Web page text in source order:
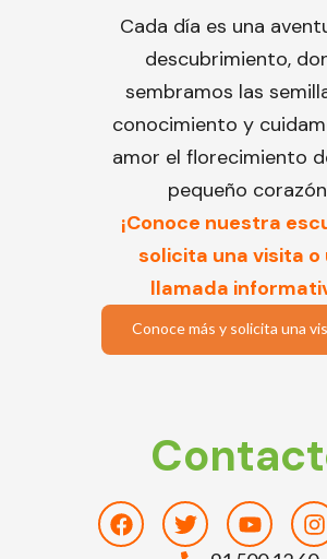
Cada día es una
descubrimiento,
sembramos las
conocimiento y
amor el florecimiento
pequeño
¡Conoce nuestra
solicita una visita o
llamada
Conoce más y solicita una
FacebookTwitter